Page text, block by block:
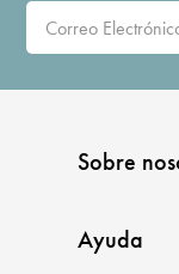
Sobre
Ayuda